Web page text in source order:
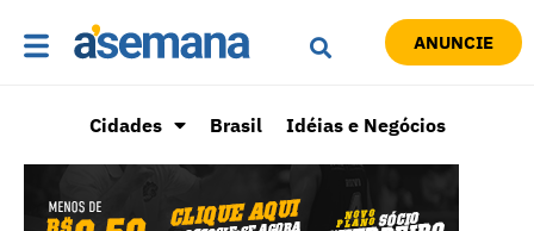
ANUNCIE
Cidades Brasil Idéias e Negócios